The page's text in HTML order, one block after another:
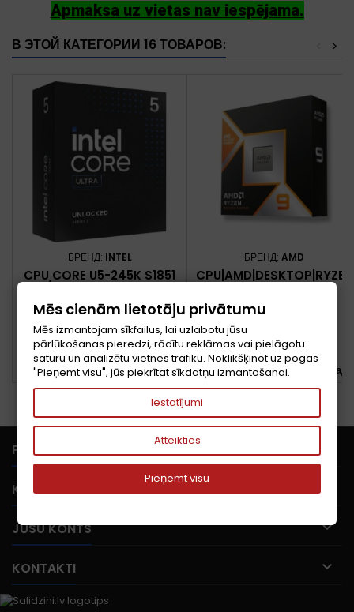
Apmaksa uz vietas nav iespējama.
В ЭТОЙ КАТЕГОРИИ 16 ТОВАРОВ: >
БРЕНД: INTEL
CPU CORE U5-245K S1851
BOX/3.6G BX80768245K S
RQCT IN
Цена
200,13 €
 В корзину
В НАЛИЧИИ
БРЕНД: AMD
CPU|AMD|DESKTOP|RYZEN
9|9900X3D|GRANITE
RIDGE AM5|4400
MHZ|CORES
12|128MB|SOCKET
SAM5|120 WATTS|GPU
RADEON|BOX|100-
100001368WOF
Цена
484,14 €
 В корзину
Последние товары на складе
PRECES 
KOMPĀNIJA 
JŪSU KONTS 
KONTAKTI 
Mēs cienām lietotāju privātumu
Mēs izmantojam sīkfailus, lai uzlabotu jūsu
pārlūkošanas pieredzi, rādītu reklāmas vai pielāgotu
saturu un analizētu vietnes trafiku. Noklikšķinot uz pogas
"Pieņemt visu", jūs piekrītat sīkdatņu izmantošanai.
Iestatījumi
Atteikties
Pieņemt visu